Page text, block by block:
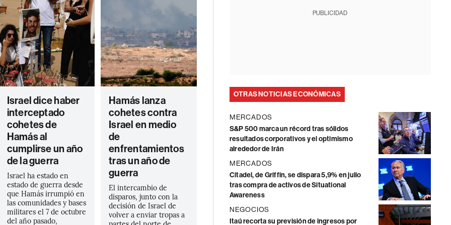
Israel dice haber
interceptado
cohetes de
Hamás al
cumplirse un año
de la guerra
Israel ha estado en
estado de guerra desde
que Hamás irrumpió en
las comunidades y bases
militares el 7 de octubre
del año pasado,
Hamás lanza
cohetes contra
Israel en medio
de
enfrentamientos
tras un año de
guerra
El intercambio de
disparos, junto con la
decisión de Israel de
volver a enviar tropas a
PUBLICIDAD
OTRAS NOTICIAS ECONÓMICAS
MERCADOS
S&P 500 marca un récord tras sólidos
resultados corporativos y el optimismo
alrededor de Irán
MERCADOS
Citadel, de Griffin, se dispara 5,9% en julio
tras compra de activos de Situational
Awareness
NEGOCIOS
Itaú recorta su previsión de ingresos por